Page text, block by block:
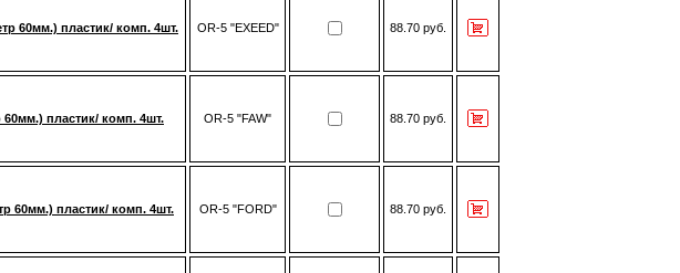
60мм.) пластик/ комп. 4шт. OR-5 "EXEED" 88.70 руб.
пластик/ комп. 4шт. OR-5 "FAW" 88.70 руб.
60мм.) пластик/ комп. 4шт. OR-5 "FORD" 88.70 руб.